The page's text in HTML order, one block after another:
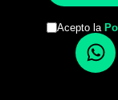
Acepto la